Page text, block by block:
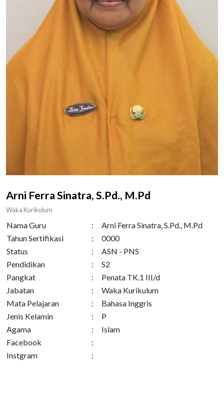
Arni Ferra Sinatra, S.Pd., M.Pd
Waka Kurikulum
Nama Guru :
Arni Ferra Sinatra, S.Pd., M.Pd
Tahun Sertifikasi
:
0000
Status
:
ASN - PNS
Pendidikan
:
S2
Pangkat
:
Penata TK.1 III/d
Jabatan
:
Waka Kurikulum
Mata Pelajaran
:
Bahasa Inggris
Jenis Kelamin
:
P
Agama
:
Islam
Facebook
:
Instgram
: